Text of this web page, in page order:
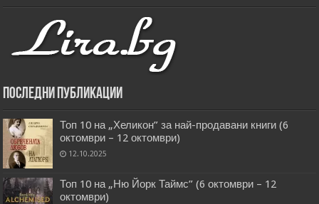
Последни публикации
Топ 10 на „Хеликон” за най-продавани книги (6
октомври – 12 октомври)
12.10.2025
Топ 10 на „Ню Йорк Таймс” (6 октомври – 12
октомври)